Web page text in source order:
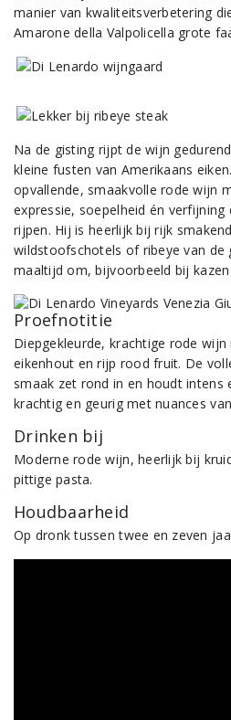
manier van kwaliteitsverbetering
Amarone della Valpolicella grote
Na de gisting rijpt de wijn
kleine fusten van Amerikaans
opvallende, smaakvolle rode wijn
expressie, soepelheid én verfijning
rijpen. Hij is heerlijk bij rijk
wildstoofschotels of ribeye van de
maaltijd om, bijvoorbeeld bij
Proefnotitie
Diepgekleurde, krachtige rode
eikenhout en rijp rood fruit. De
smaak zet rond in en houdt intens
krachtig en geurig met nuances
Drinken bij
Moderne rode wijn, heerlijk bij
pittige pasta.
Houdbaarheid
Op dronk tussen twee en zeven